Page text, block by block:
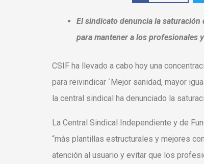
El sindicato denuncia la
para mantener a los profesionales
CSIF ha llevado a cabo hoy una
para reivindicar ´Mejor sanidad, mayor
la central sindical ha denunciado la
La Central Sindical Independiente y de
“más plantillas estructurales y mejores
atención al usuario y evitar que los